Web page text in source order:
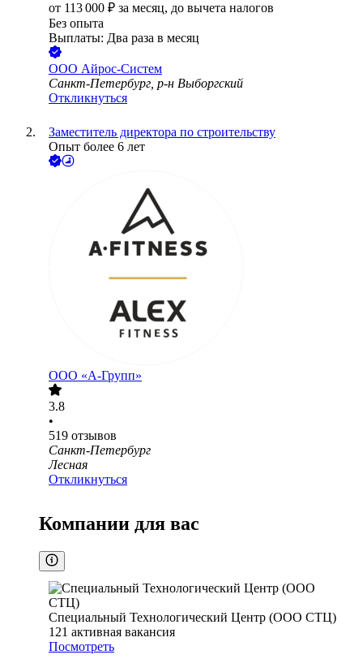
от 113 000 ₽ за месяц, до вычета налогов
Без опыта
Выплаты: Два раза в месяц
ООО Айрос-Систем
Санкт-Петербург, р-н Выборгский
Откликнуться
Заместитель директора по строительству
Опыт более 6 лет
ООО «А-Групп»
3.8
•
519 отзывов
Санкт-Петербург
Лесная
Откликнуться
Компании для вас
Специальный Технологический Центр (ООО СТЦ)
121 активная вакансия
Посмотреть